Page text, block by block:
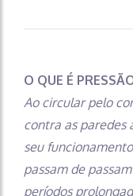
O QUE É
Ao circular pelo
contra as paredes
seu
passam de
períodos